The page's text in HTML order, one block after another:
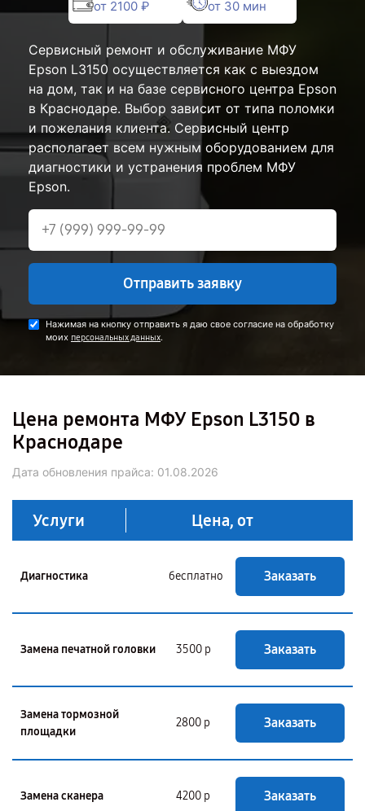
от 2100 ₽ от 30 мин
Сервисный ремонт и обслуживание МФУ
Epson L3150 осуществляется как с выездом
на дом, так и на базе сервисного центра Epson
в Краснодаре. Выбор зависит от типа поломки
и пожелания клиента. Сервисный центр
располагает всем нужным оборудованием для
диагностики и устранения проблем МФУ
Epson.
Отправить заявку
Нажимая на кнопку отправить я даю свое согласие на обработку
моих персональных данных.
Цена ремонта МФУ Epson L3150 в
Краснодаре
Дата обновления прайса: 01.08.2026
Услуги Цена, от
Диагностика бесплатно Заказать
Замена печатной головки 3500 р Заказать
Замена тормозной
площадки
2800 р Заказать
Замена сканера 4200 р Заказать